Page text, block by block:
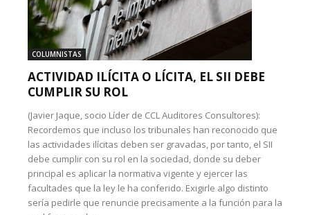
COLUMNISTAS
ACTIVIDAD ILÍCITA O LÍCITA, EL SII DEBE
CUMPLIR SU ROL
(Javier Jaque, socio Líder de CCL Auditores Consultores):
Recordemos que incluso los tribunales han reconocido que
las actividades ilícitas deben ser gravadas, por tanto, el SII
debe cumplir con su rol en la sociedad, donde su deber
principal es aplicar la normativa vigente y ejercer las
facultades que la ley le ha conferido. Exigirle algo distinto
sería pedirle que renuncie precisamente a la función para la